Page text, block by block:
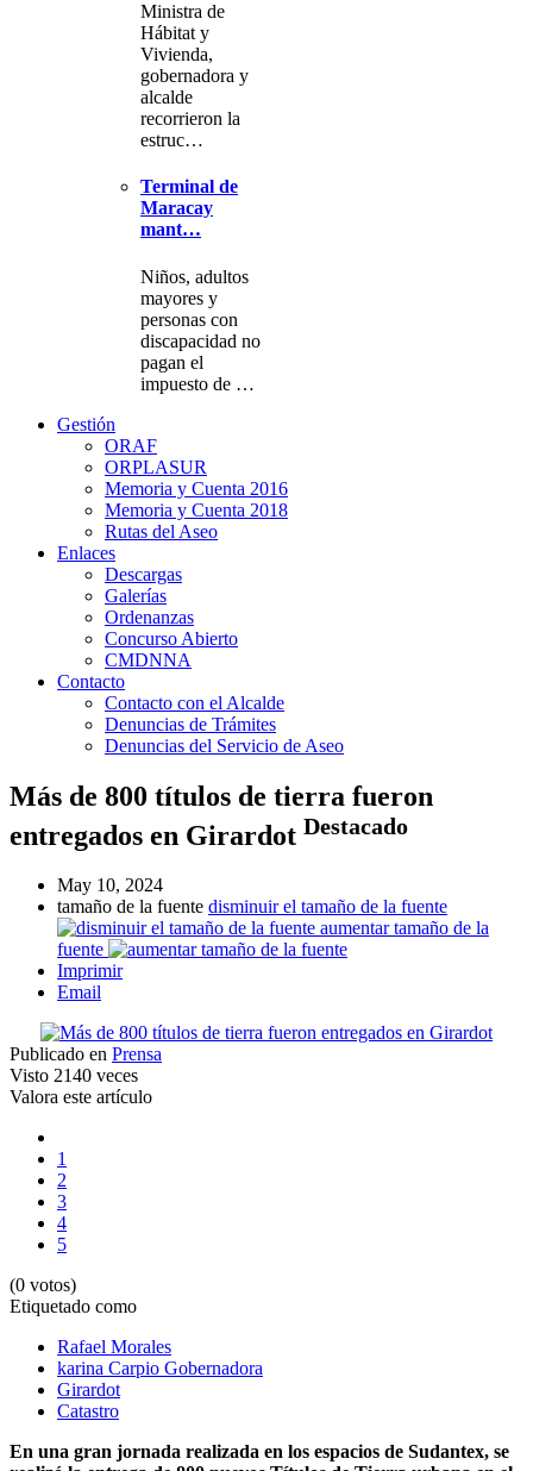
Ministra de
Hábitat y
Vivienda,
gobernadora y
alcalde
recorrieron la
estruc…
Terminal de
Maracay
mant…
Niños, adultos
mayores y
personas con
discapacidad no
pagan el
impuesto de …
Gestión
ORAF
ORPLASUR
Memoria y Cuenta 2016
Memoria y Cuenta 2018
Rutas del Aseo
Enlaces
Descargas
Galerías
Ordenanzas
Concurso Abierto
CMDNNA
Contacto
Contacto con el Alcalde
Denuncias de Trámites
Denuncias del Servicio de Aseo
Más de 800 títulos de tierra fueron
entregados en Girardot Destacado
May 10, 2024
tamaño de la fuente disminuir el tamaño de la fuente
aumentar tamaño de la
fuente
Imprimir
Email
Publicado en Prensa
Visto 2140 veces
Valora este artículo
1
2
3
4
5
(0 votos)
Etiquetado como
Rafael Morales
karina Carpio Gobernadora
Girardot
Catastro
En una gran jornada realizada en los espacios de Sudantex, se